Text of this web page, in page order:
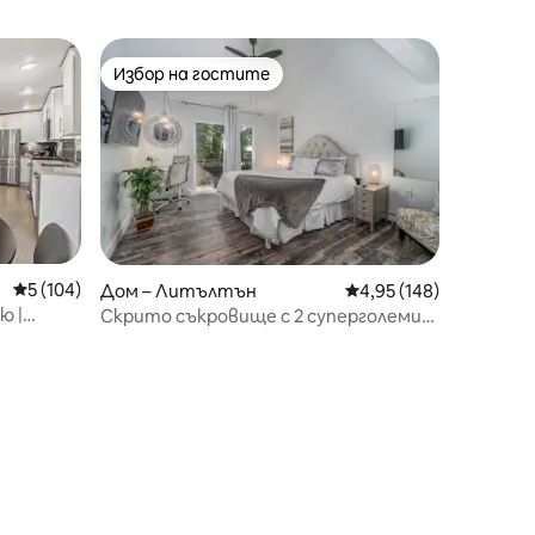
Средна оценка: 5 от 5, 104 отзива
5 (104)
|
Избор на гостите
Избор на гостите
Дом – Литълтън Средна оценка: 4,95
4,95 (148)
Скрито съкровище с 2 суперголеми